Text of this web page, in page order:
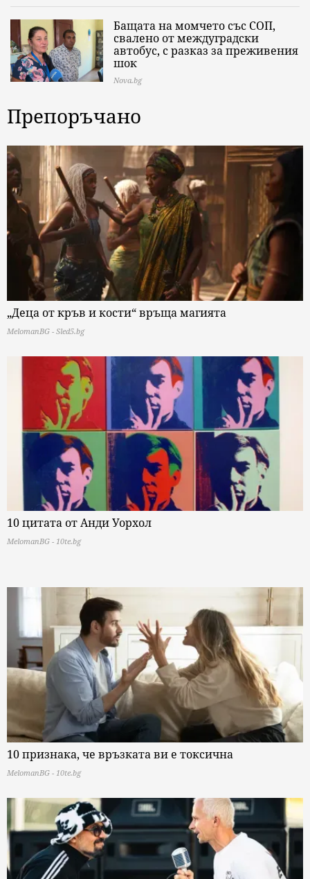
Бащата на момчето със СОП,
свалено от междуградски
автобус, с разказ за преживения
шок
Nova.bg
Препоръчано
„Деца от кръв и кости“ връща магията
MelomanBG - Sled5.bg
10 цитата от Анди Уорхол
MelomanBG - 10te.bg
10 признака, че връзката ви е токсична
MelomanBG - 10te.bg